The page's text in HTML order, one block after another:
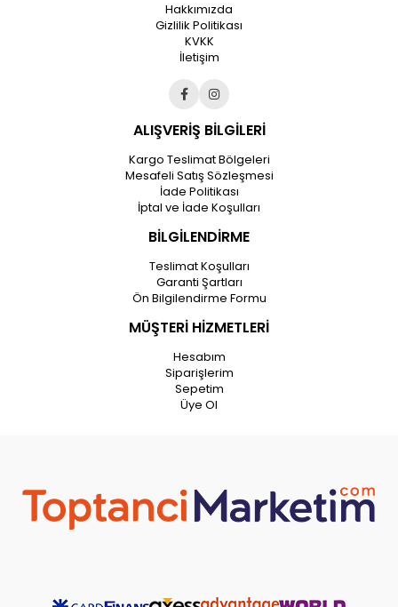
Hakkımızda
Gizlilik Politikası
KVKK
İletişim
ALIŞVERİŞ BİLGİLERİ
Kargo Teslimat Bölgeleri
Mesafeli Satış Sözleşmesi
İade Politikası
İptal ve İade Koşulları
BİLGİLENDİRME
Teslimat Koşulları
Garanti Şartları
Ön Bilgilendirme Formu
MÜŞTERİ HİZMETLERİ
Hesabım
Siparişlerim
Sepetim
Üye Ol